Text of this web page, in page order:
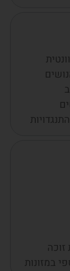
במזונות